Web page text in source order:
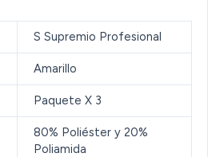
S Supremio Profesional
Amarillo
Paquete X 3
80% Poliéster y 20%
Poliamida